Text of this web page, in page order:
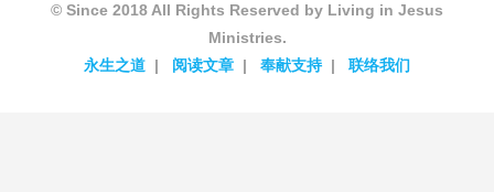
© Since 2018 All Rights Reserved by Living in Jesus
Ministries.
永生之道
阅读文章 奉献支持 联络我们